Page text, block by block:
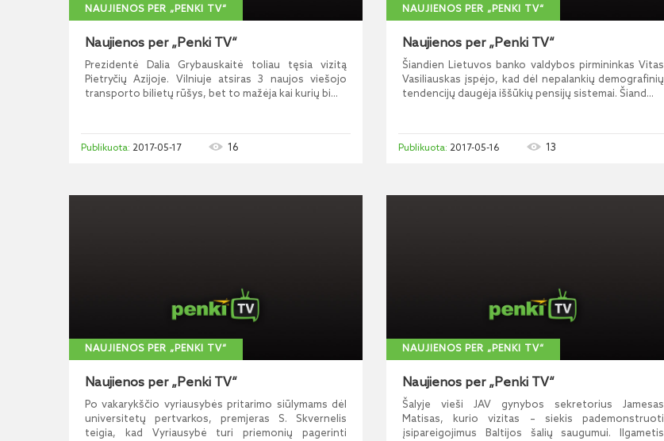
NAUJIENOS PER „PENKI TV“
Naujienos per „Penki TV“
Prezidentė Dalia Grybauskaitė toliau tęsia vizitą
Pietryčių Azijoje. Vilniuje atsiras 3 naujos viešojo
transporto bilietų rūšys, bet to mažėja kai kurių bi...
2017-05-17 16
NAUJIENOS PER „PENKI TV“
Naujienos per „Penki TV“
Šiandien Lietuvos banko valdybos pirmininkas Vitas
Vasiliauskas įspėjo, kad dėl nepalankių demografinių
tendencijų daugėja iššūkių pensijų sistemai. Šiand...
2017-05-16 13
NAUJIENOS PER „PENKI TV“
Naujienos per „Penki TV“
Po vakarykščio vyriausybės pritarimo siūlymams dėl
universitetų pertvarkos, premjeras S. Skvernelis
teigia, kad Vyriausybė turi priemonių pagerinti
NAUJIENOS PER „PENKI TV“
Naujienos per „Penki TV“
Šalyje vieši JAV gynybos sekretorius Jamesas
Matisas, kurio vizitas – siekis pademonstruoti
įsipareigojimus Baltijos šalių saugumui. Ilgametis